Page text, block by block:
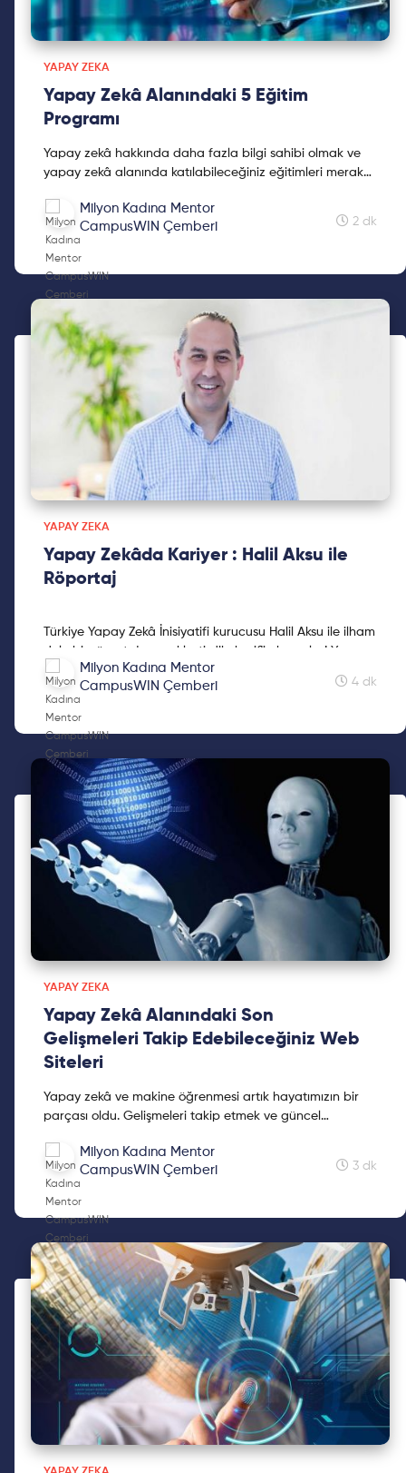
YAPAY ZEKA
Yapay Zekâ Alanındaki 5 Eğitim
Programı
Yapay zekâ hakkında daha fazla bilgi sahibi olmak ve
yapay zekâ alanında katılabileceğiniz eğitimleri merak
Milyon Kadına Mentor
CampusWIN Çemberi
2 dk
YAPAY ZEKA
Yapay Zekâda Kariyer : Halil Aksu ile
Röportaj
Türkiye Yapay Zekâ İnisiyatifi kurucusu Halil Aksu ile ilham
dolu bir röportaj gerçekleştirdik, keyifli okumalar! Yapay
Zekâ alanında merak ettikleriniz ve fazlası için
kaçırmayın!
Milyon Kadına Mentor
CampusWIN Çemberi
4 dk
YAPAY ZEKA
Yapay Zekâ Alanındaki Son
Gelişmeleri Takip Edebileceğiniz Web
Siteleri
Yapay zekâ ve makine öğrenmesi artık hayatımızın bir
parçası oldu. Gelişmeleri takip etmek ve güncel
için zorunlu hale geldi. Yapay zekâ alanında son
gelişmeleri takip edebileceğiniz web sitelerini sizler için
Milyon Kadına Mentor
CampusWIN Çemberi
3 dk